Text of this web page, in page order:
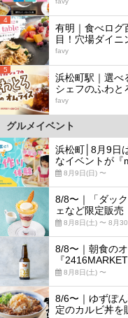
4
有明｜食べログ
目！穴場ダイニ
favy
5
浜松町駅｜選べ
シェフのふわと
favy
グルメイベント
浜松町│8月9日
なイベントが『
8月9日(日) 〜
8/8〜｜「ダッ
ェなど限定販売
8月8日(土) 〜 8月
8/8〜｜朝食の
『
8月8日(土) 〜
8/6〜｜ゆずぽ
定のカルビ丼を